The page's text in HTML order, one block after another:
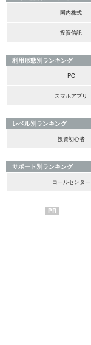
国内株式
投資信託
利用形態別ランキング
PC
スマホアプリ
レベル別ランキング
投資初心者
サポート別ランキング
コールセンター
PR